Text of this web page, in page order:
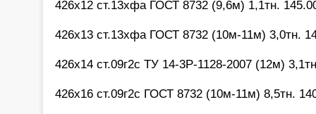
426х12 ст.13хфа ГОСТ 8732 (9,6м) 1,1тн.
426х13 ст.13хфа ГОСТ 8732 (10м-11м) 3,0тн.
426х14 ст.09г2с ТУ 14-3Р-1128-2007 (12м)
426х16 ст.09г2с ГОСТ 8732 (10м-11м) 8,5тн.